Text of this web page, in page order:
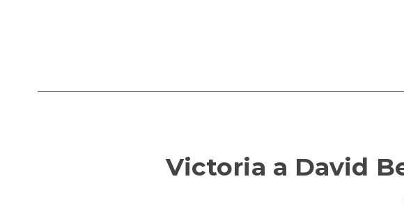
Victoria a David